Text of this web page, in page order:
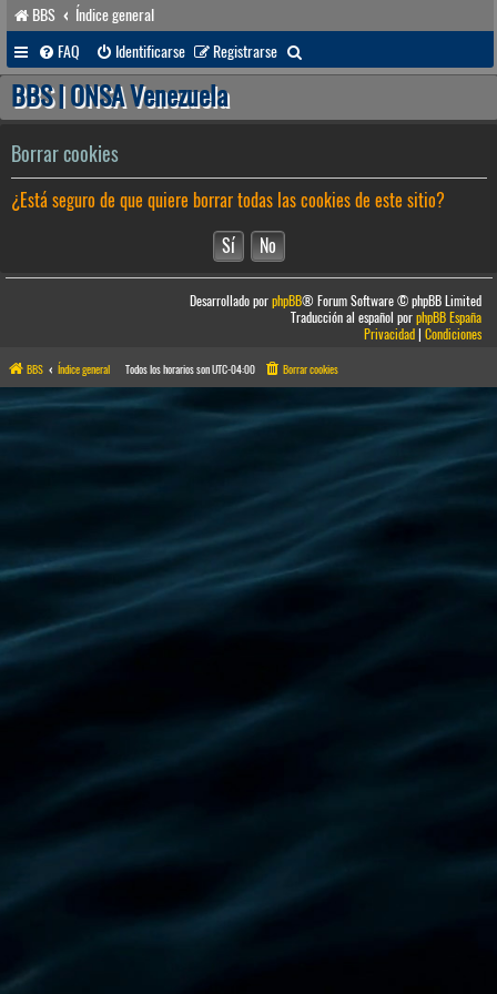
BBS
Índice general
FAQ
Identificarse Registrarse
u
a
r
BBS | ONSA Venezuela
Borrar cookies
¿Está seguro de que quiere borrar todas las cookies de este sitio?
Desarrollado porphpBB® Forum Software © phpBB Limited
Traducción al español porphpBB España
Privacidad|Condiciones
BBS Índice general Todos los horarios sonUTC-04:00 Borrar cookies